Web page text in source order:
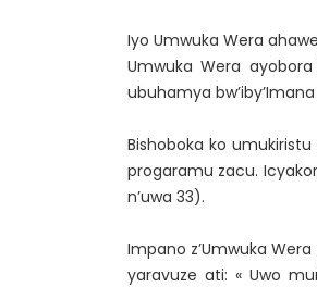
Iyo Umwuka Wera
Umwuka Wera
ubuhamya
Bishoboka ko
progaramu zacu.
n’uwa 33).
Impano z’Umwuka
yaravuze ati: « Uwo